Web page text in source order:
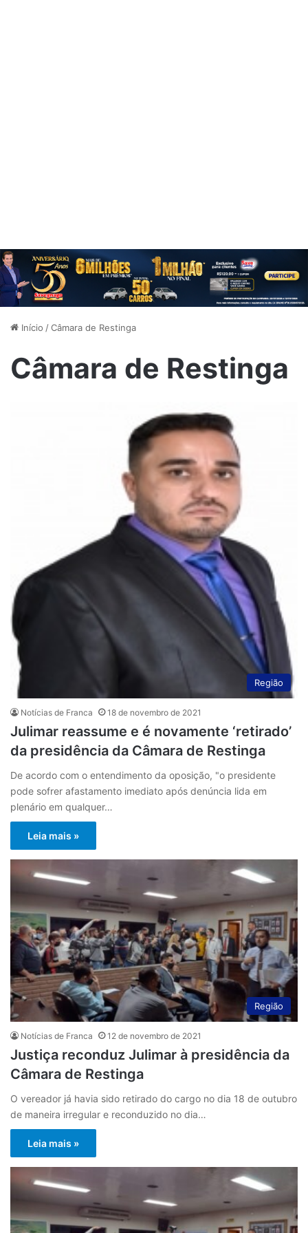
Início /Câmara de Restinga
Câmara de Restinga
Região
Notícias de Franca 18 de novembro de 2021
Julimar reassume e é novamente ‘retirado’
da presidência da Câmara de Restinga
De acordo com o entendimento da oposição, "o presidente
pode sofrer afastamento imediato após denúncia lida em
plenário em qualquer…
Leia mais »
Região
Notícias de Franca 12 de novembro de 2021
Justiça reconduz Julimar à presidência da
Câmara de Restinga
O vereador já havia sido retirado do cargo no dia 18 de outubro
de maneira irregular e reconduzido no dia…
Leia mais »